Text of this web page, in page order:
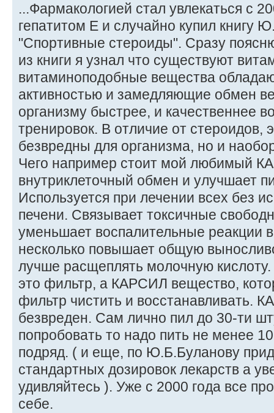
...Фармакологией стал увлекаться с
гепатитом Е и случайно купил книгу
"Спортивные стероиды". Сразу
из книги я узнал что существуют
витаминоподобные вещества
активностью и замедляющие обмен
организму быстрее, и качественнее
тренировок. В отличие от стероидов,
безвредны для организма, но и
Чего например стоит мой любимый
внутриклеточный обмен и улучшает
Используется при лечении всех без
печени. Связывает токсичные
уменьшает воспалительные реакции
несколько повышает общую
лучше расщеплять молочную кислоту.
это фильтр, а КАРСИЛ вещество,
фильтр чистить и восстанавливать.
безвреден. Сам лично пил до 30-ти
попробовать то надо пить не менее
подряд. ( и еще, по Ю.Б.Буланову
стандартных дозировок лекарств а
удивляйтесь ). Уже с 2000 года все
себе.